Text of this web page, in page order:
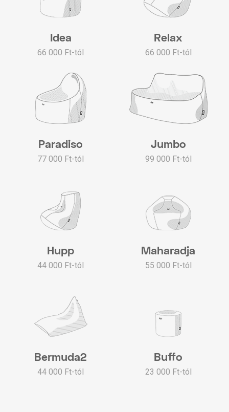
Idea
66 000 Ft-tól
Relax
66 000 Ft-tól
Paradiso
77 000 Ft-tól
Jumbo
99 000 Ft-tól
Hupp
44 000 Ft-tól
Maharadja
55 000 Ft-tól
Bermuda2
44 000 Ft-tól
Buffo
23 000 Ft-tól